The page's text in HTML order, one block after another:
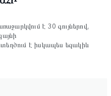
է 30 գույներով,
է իսկապես եզակիև